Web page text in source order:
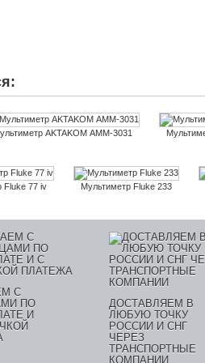
AKTAKOM АММ-3031
Fluke 77 iv Мультиметр Fluke 233
С
ПО
И
ДОСТАВЛЯЕМ В
ЛЮБУЮ ТОЧКУ
РОССИИ И СНГ
ЧЕРЕЗ
ТРАНСПОРТНЫЕ
КОМПАНИИ